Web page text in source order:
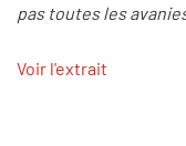
pas toutes les
Voir l'extrait